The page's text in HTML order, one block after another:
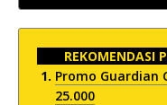
REKOMENDASI
Promo Guardian
25.000